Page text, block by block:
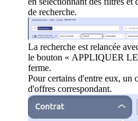
de recherche.
La recherche est relancée
le bouton « APPLIQUER
ferme.
Pour certains d'entre eux, un
d'offres correspondant.